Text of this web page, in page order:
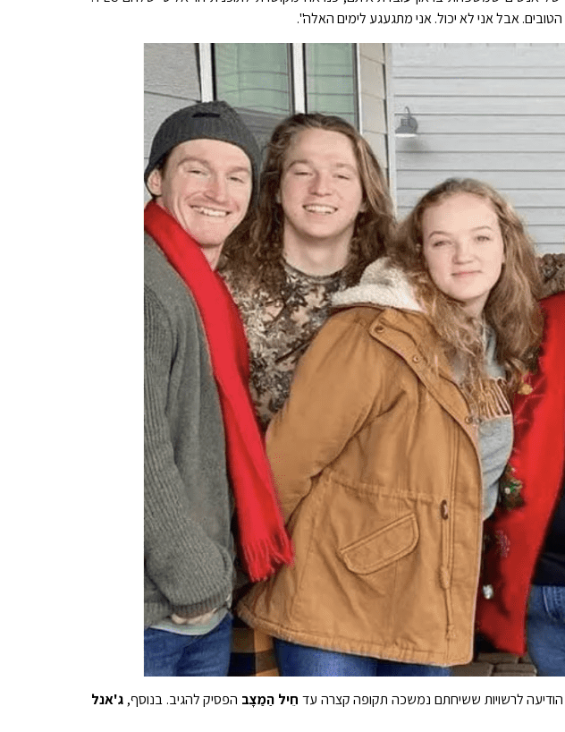
אבל אני לא יכול. אני מתגעגע לימים האלה".
לרשויות ששיחתם נמשכה תקופה קצרה עד חֵיל הַמַצָב הפסיק להגיב. בנוסף, ג'אנל